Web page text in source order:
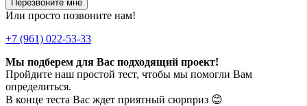
Перезвоните мне
Или просто позвоните нам!
+7 (961) 022-53-33
Мы подберем для Вас подходящий проект!
Пройдите наш простой тест, чтобы мы помогли Вам
определиться.
В конце теста Вас ждет приятный сюрприз 😊